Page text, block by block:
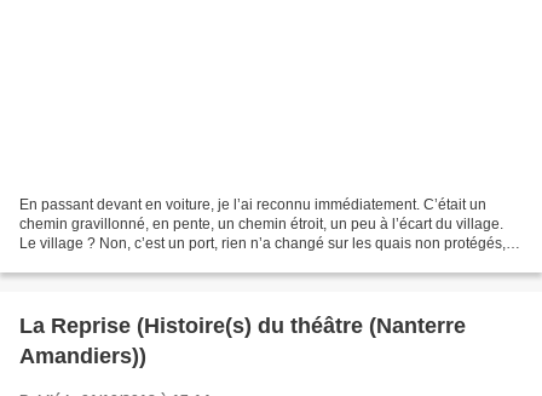
En passant devant en voiture, je l’ai reconnu immédiatement. C’était un
chemin gravillonné, en pente, un chemin étroit, un peu à l’écart du village.
Le village ? Non, c’est un port, rien n’a changé sur les quais non protégés, si
La Reprise (Histoire(s) du théâtre (Nanterre
Amandiers))